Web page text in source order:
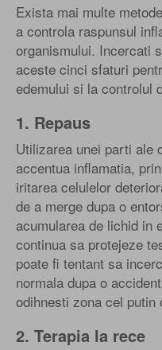
Exista mai multe
a controla raspunsul
organismului. Incercati
aceste cinci sfaturi
edemului si la controlul
1. Repaus
Utilizarea unei parti ale
accentua inflamatia,
iritarea celulelor
de a merge dupa o
acumularea de lichid in
continua sa protejeze
poate fi tentant sa
normala dupa o
odihnesti zona cel putin
2. Terapia la rece